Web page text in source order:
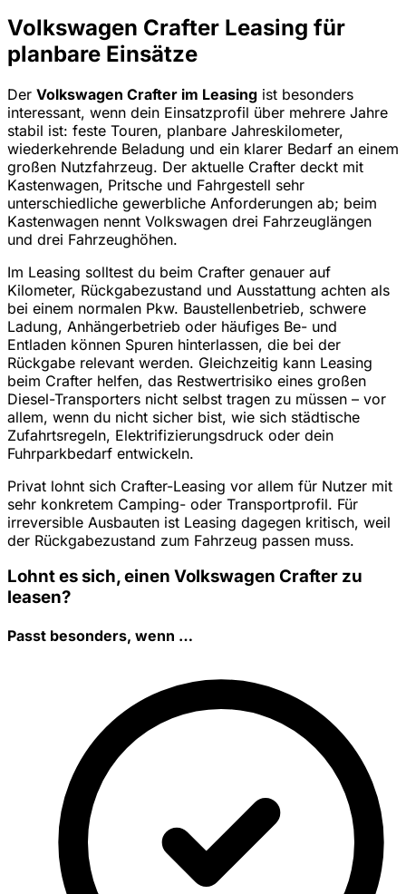
Volkswagen Crafter Leasing für
planbare Einsätze
Der Volkswagen Crafter im Leasing ist besonders
interessant, wenn dein Einsatzprofil über mehrere Jahre
stabil ist: feste Touren, planbare Jahreskilometer,
wiederkehrende Beladung und ein klarer Bedarf an einem
großen Nutzfahrzeug. Der aktuelle Crafter deckt mit
Kastenwagen, Pritsche und Fahrgestell sehr
unterschiedliche gewerbliche Anforderungen ab; beim
Kastenwagen nennt Volkswagen drei Fahrzeuglängen
und drei Fahrzeughöhen.
Im Leasing solltest du beim Crafter genauer auf
Kilometer, Rückgabezustand und Ausstattung achten als
bei einem normalen Pkw. Baustellenbetrieb, schwere
Ladung, Anhängerbetrieb oder häufiges Be- und
Entladen können Spuren hinterlassen, die bei der
Rückgabe relevant werden. Gleichzeitig kann Leasing
beim Crafter helfen, das Restwertrisiko eines großen
Diesel-Transporters nicht selbst tragen zu müssen – vor
allem, wenn du nicht sicher bist, wie sich städtische
Zufahrtsregeln, Elektrifizierungsdruck oder dein
Fuhrparkbedarf entwickeln.
Privat lohnt sich Crafter-Leasing vor allem für Nutzer mit
sehr konkretem Camping- oder Transportprofil. Für
irreversible Ausbauten ist Leasing dagegen kritisch, weil
der Rückgabezustand zum Fahrzeug passen muss.
Lohnt es sich, einen Volkswagen Crafter zu
leasen?
Passt besonders, wenn …